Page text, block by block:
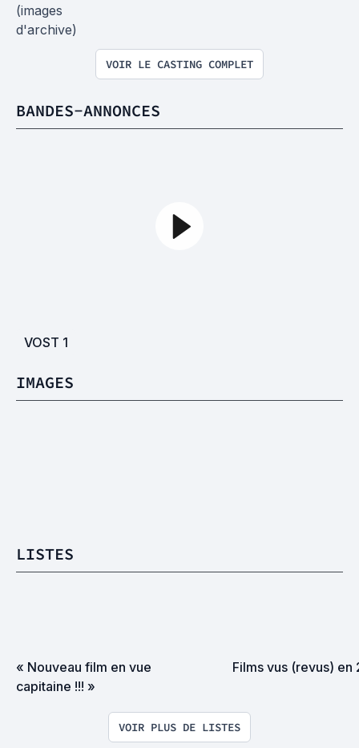
(images
d'archive)
VOIR LE CASTING COMPLET
BANDES-ANNONCES
VOST 1
IMAGES
LISTES
« Nouveau film en vue
capitaine !!! »
Films vus (revus) en
VOIR PLUS DE LISTES